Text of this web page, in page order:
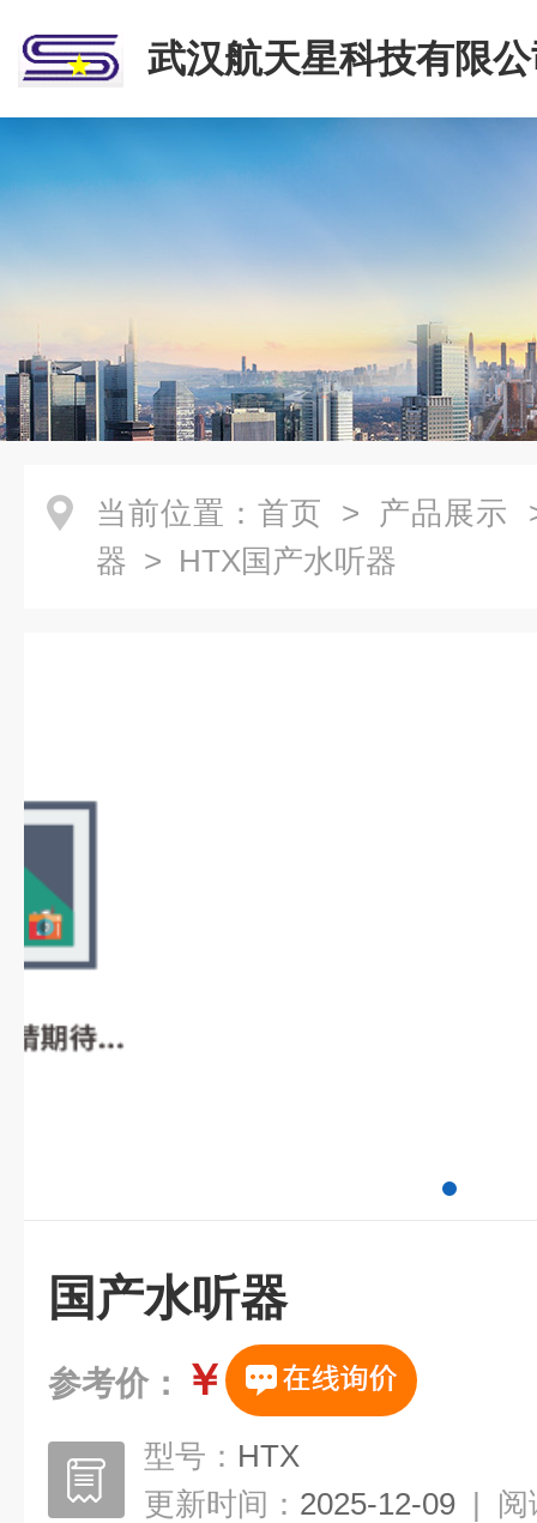
武汉航天星科技有限
当前位置： 首页 > 产品展示
器 > HTX国产水听器
国产水听器
参考价： ￥
型号： HTX
更新时间： 2025-12-09 | 阅